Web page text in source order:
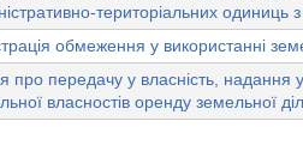
територіальних одиниць
обмеження у використанні
про передачу у власність, надання
власностів оренду земельної